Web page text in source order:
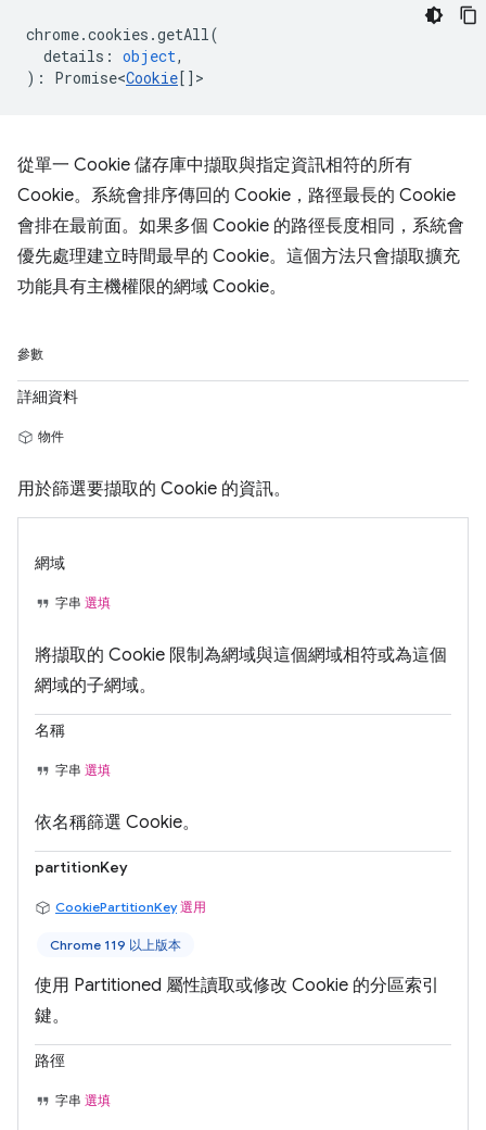
chrome.cookies .getAll(
details : object,
) : Promise<Cookie[] >
從單一 Cookie 儲存庫中擷取與指定資訊相符的所有
Cookie。系統會排序傳回的 Cookie，路徑最長的 Cookie
會排在最前面。如果多個 Cookie 的路徑長度相同，系統會
優先處理建立時間最早的 Cookie。這個方法只會擷取擴充
功能具有主機權限的網域 Cookie。
參數
詳細資料
物件
用於篩選要擷取的 Cookie 的資訊。
網域
字串 選填
將擷取的 Cookie 限制為網域與這個網域相符或為這個
網域的子網域。
名稱
字串 選填
依名稱篩選 Cookie。
partitionKey
CookiePartitionKey 選用
Chrome 119 以上版本
使用 Partitioned 屬性讀取或修改 Cookie 的分區索引
鍵。
路徑
字串 選填